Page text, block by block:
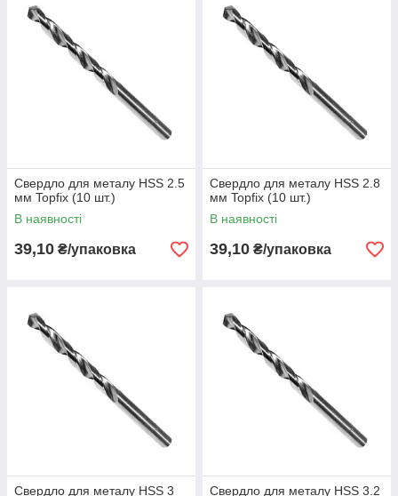
Свердло для металу HSS 2.5
мм Topfix (10 шт.)
В наявності
39,10 ₴/упаковка
Свердло для металу HSS 2.8
мм Topfix (10 шт.)
В наявності
39,10 ₴/упаковка
Свердло для металу HSS 3 Свердло для металу HSS 3.2